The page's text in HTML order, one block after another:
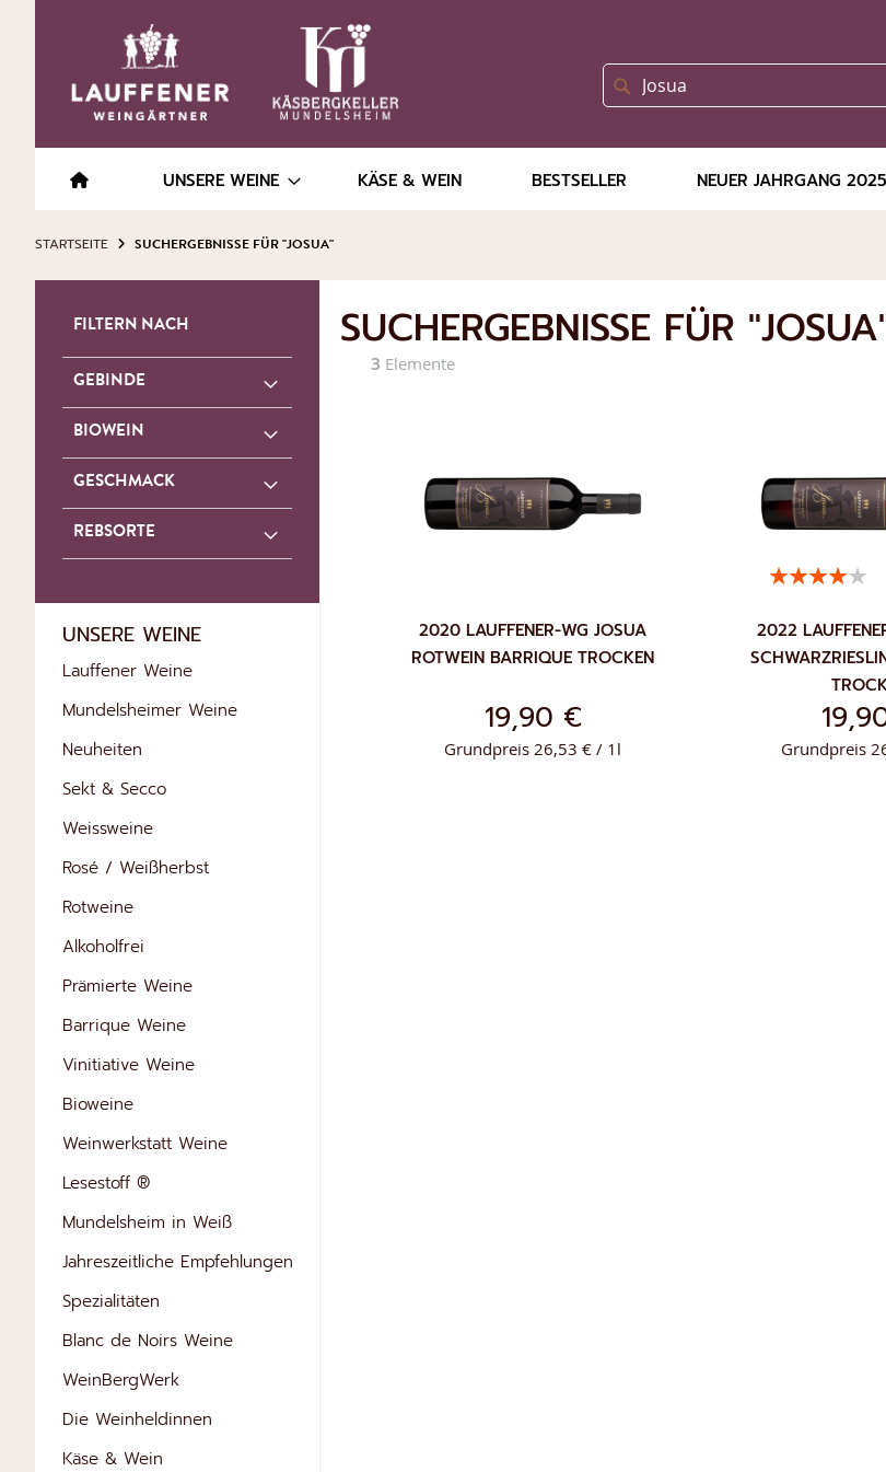
Suche
SUCHE
UNSERE WEINE KÄSE & WEIN BESTSELLER NEUER JAHRGANG 2025
STARTSEITE SUCHERGEBNISSE FÜR "JOSUA"
SUCHERGEBNISSE FÜR
3 Elemente
2020 LAUFFENER-WG JOSUA
ROTWEIN BARRIQUE TROCKEN
19,90 €
Grundpreis 26,53 € / 1l
2022
Bewertung:
Grundpreis
FILTERN NACH
GEBINDE
BIOWEIN
GESCHMACK
REBSORTE
UNSERE WEINE
Lauffener Weine
Mundelsheimer Weine
Neuheiten
Sekt & Secco
Weissweine
Rosé / Weißherbst
Rotweine
Alkoholfrei
Prämierte Weine
Barrique Weine
Vinitiative Weine
Bioweine
Weinwerkstatt Weine
Lesestoff ®
Mundelsheim in Weiß
Jahreszeitliche Empfehlungen
Spezialitäten
Blanc de Noirs Weine
WeinBergWerk
Die Weinheldinnen
Käse & Wein